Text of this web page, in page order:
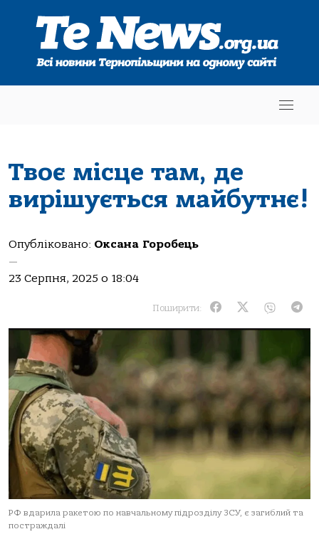
Твоє місце там, де
вирішується майбутнє!
Опубліковано: Оксана Горобець
—
23 Серпня, 2025 о 18:04
Поширити:
РФ вдарила ракетою по навчальному підрозділу ЗСУ, є загиблий та
постраждалі